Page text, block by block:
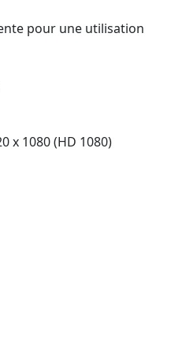
pour une utilisation
x 1080 (HD 1080)